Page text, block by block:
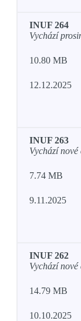
INUF 264
Vychází
10.80 MB
12.12.2025
INUF 263
Vychází
7.74 MB
9.11.2025
INUF 262
Vychází
14.79 MB
10.10.2025